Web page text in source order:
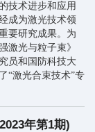
技术进步和应用
成为激光技术领
要研究成果。为
激光与粒子束》
员和国防科技大
“激光合束技术”专
年第1期)